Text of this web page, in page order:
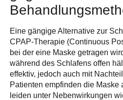
Eine gängige Alternative zur
CPAP-Therapie (Continuous
bei der eine Maske getragen
während des Schlafens offen
effektiv, jedoch auch mit
Patienten empfinden die Maske
leiden unter Nebenwirkungen